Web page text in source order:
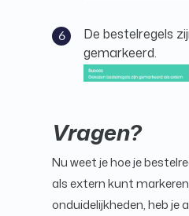
De bestelregels
gemarkeerd.
Vragen?
Nu weet je hoe je
als extern kunt
onduidelijkheden, heb je